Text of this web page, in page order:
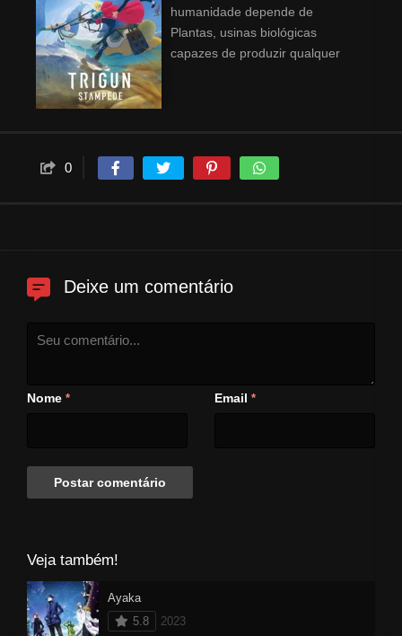
humanidade depende de
Plantas, usinas biológicas
capazes de produzir qualquer
milhões por sua cabeça. Seu
nome é Vash, o Estouro da
Roberto de Niro iniciam uma
0
Deixe um comentário
Nome * Email *
Veja também!
Ayaka
5.8
2023